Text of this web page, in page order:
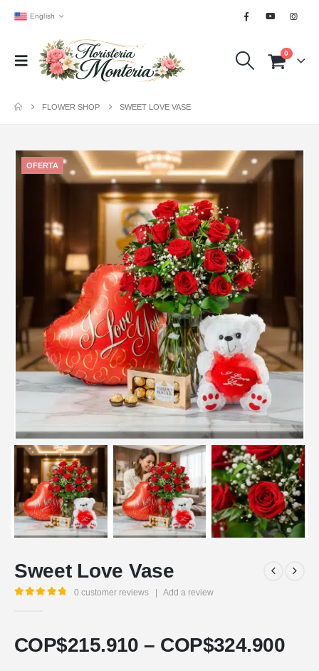
English
0
FLOWER SHOP SWEET LOVE VASE
OFERTA
Sweet Love Vase
0 customer reviews Add a review
COP$215.910 – COP$324.900